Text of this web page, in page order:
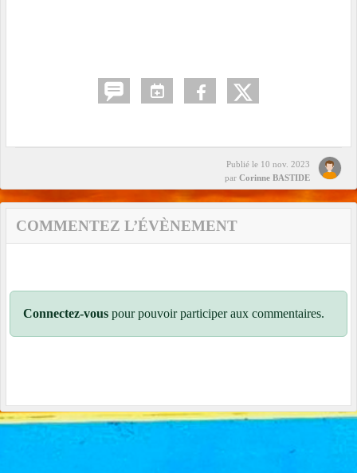
Publié le 10 nov. 2023
par Corinne BASTIDE
COMMENTEZ L’ÉVÈNEMENT
Connectez-vous pour pouvoir participer aux commentaires.